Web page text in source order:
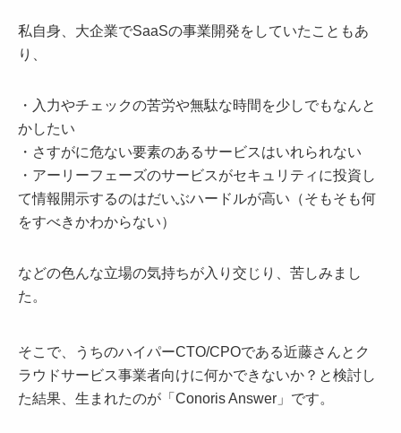
私自身、大企業でSaaSの事業開発をしていたこともあ
り、
・入力やチェックの苦労や無駄な時間を少しでもなんと
かしたい
・さすがに危ない要素のあるサービスはいれられない
・アーリーフェーズのサービスがセキュリティに投資し
て情報開示するのはだいぶハードルが高い（そもそも何
をすべきかわからない）
などの色んな立場の気持ちが入り交じり、苦しみまし
た。
そこで、うちのハイパーCTO/CPOである近藤さんとク
ラウドサービス事業者向けに何かできないか？と検討し
た結果、生まれたのが「Conoris Answer」です。